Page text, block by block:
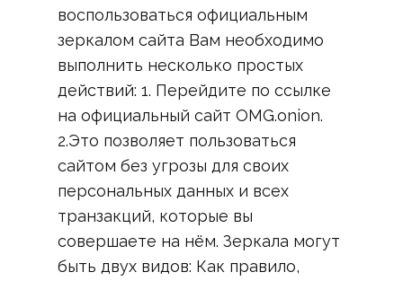
воспользоваться официальным
зеркалом сайта Вам необходимо
выполнить несколько простых
действий: 1. Перейдите по ссылке
на официальный сайт OMG.onion.
2.Это позволяет пользоваться
сайтом без угрозы для своих
персональных данных и всех
транзакций, которые вы
совершаете на нём. Зеркала могут
быть двух видов: Как правило,